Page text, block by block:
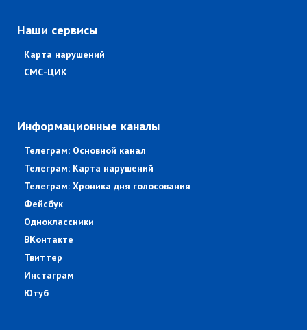
Наши сервисы
Карта нарушений
СМС-ЦИК
Информационные каналы
Телеграм: Основной канал
Телеграм: Карта нарушений
Телеграм: Хроника дня голосования
Фейсбук
Одноклассники
ВКонтакте
Твиттер
Инстаграм
Ютуб